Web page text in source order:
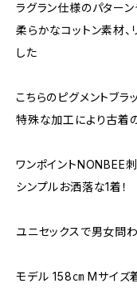
ラグラン仕様のパターン
柔らかなコットン素材
した
こちらのピグメントブラ
特殊な加工により古着
ワンポイントNONBEE刺
シンプルお洒落な1着！
ユニセックスで男女問
モデル 158㎝ Mサイズ